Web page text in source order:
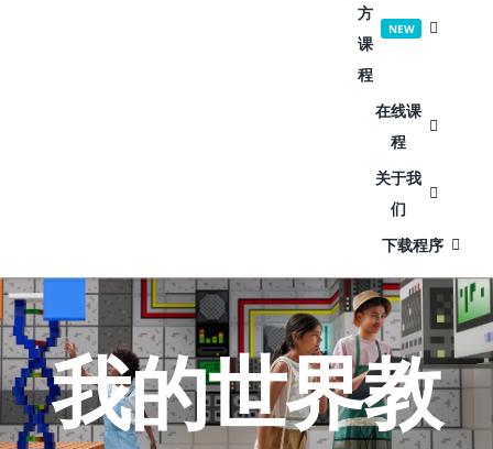
方
课
程
NEW
在线课
程
关于我
们
下载程序
我的世界教